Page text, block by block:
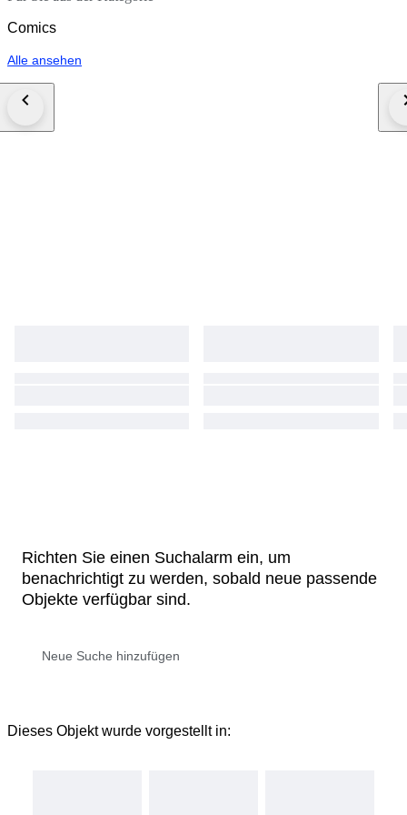
Comics
Alle ansehen
Richten Sie einen Suchalarm ein, um
benachrichtigt zu werden, sobald neue passende
Objekte verfügbar sind.
Dieses Objekt wurde vorgestellt in: